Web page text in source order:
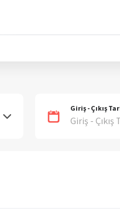
Giriş - Çıkış
Giriş -